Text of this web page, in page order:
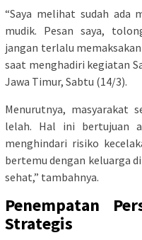
“Saya melihat sudah ada
mudik. Pesan saya,
jangan terlalu
saat menghadiri kegiatan
Jawa Timur, Sabtu (14/3).
Menurutnya, masyarakat
lelah. Hal ini bertujuan
menghindari risiko
bertemu dengan keluarga
sehat,” tambahnya.
Penempatan
Strategis